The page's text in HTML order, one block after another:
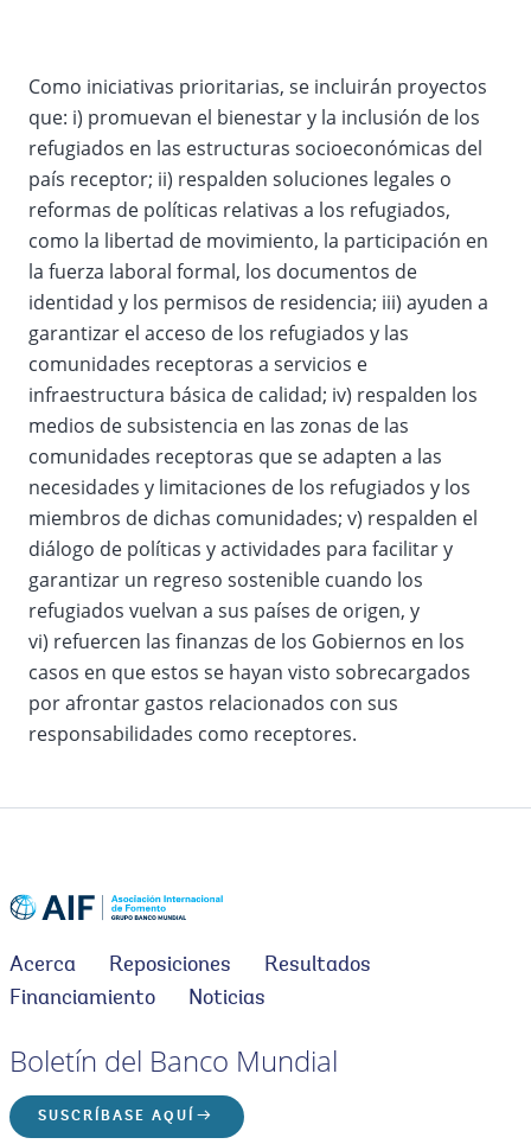
Como iniciativas prioritarias, se incluirán proyectos
que: i) promuevan el bienestar y la inclusión de los
refugiados en las estructuras socioeconómicas del
país receptor; ii) respalden soluciones legales o
reformas de políticas relativas a los refugiados,
como la libertad de movimiento, la participación en
la fuerza laboral formal, los documentos de
identidad y los permisos de residencia; iii) ayuden a
garantizar el acceso de los refugiados y las
comunidades receptoras a servicios e
infraestructura básica de calidad; iv) respalden los
medios de subsistencia en las zonas de las
comunidades receptoras que se adapten a las
necesidades y limitaciones de los refugiados y los
miembros de dichas comunidades; v) respalden el
diálogo de políticas y actividades para facilitar y
garantizar un regreso sostenible cuando los
refugiados vuelvan a sus países de origen, y
vi) refuercen las finanzas de los Gobiernos en los
casos en que estos se hayan visto sobrecargados
por afrontar gastos relacionados con sus
responsabilidades como receptores.
Acerca Reposiciones
Resultados
Financiamiento
Noticias
Boletín del Banco Mundial
SUSCRÍBASE AQUÍ